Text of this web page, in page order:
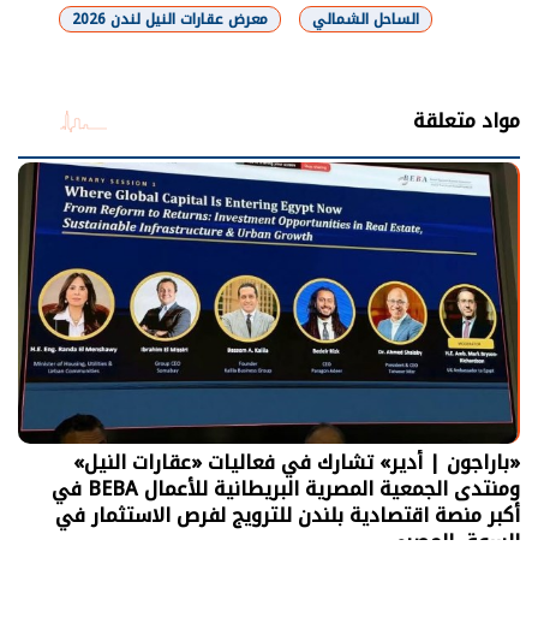
الساحل الشمالي
معرض عقارات النيل لندن 2026
مواد متعلقة
«باراجون | أدير» تشارك في فعاليات «عقارات النيل»
ومنتدى الجمعية المصرية البريطانية للأعمال BEBA في
أكبر منصة اقتصادية بلندن للترويج لفرص الاستثمار في
السوق المصري